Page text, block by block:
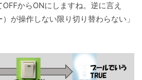
からONにしますね。逆に言え
が操作しない限り切り替わらない」